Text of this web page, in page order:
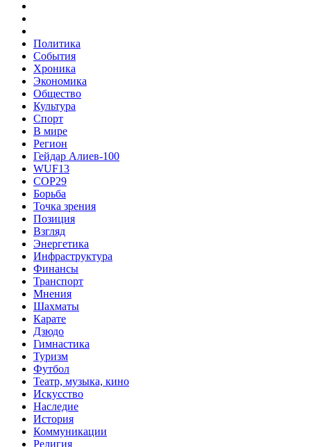
Политика
События
Хроника
Экономика
Общество
Культура
Спорт
В мире
Регион
Гейдар Алиев-100
WUF13
COP29
Борьба
Точка зрения
Позиция
Взгляд
Энергетика
Инфраструктура
Финансы
Транспорт
Мнения
Шахматы
Карате
Дзюдо
Гимнастика
Туризм
Футбол
Театр, музыка, кино
Искусство
Наследие
История
Коммуникации
Религия